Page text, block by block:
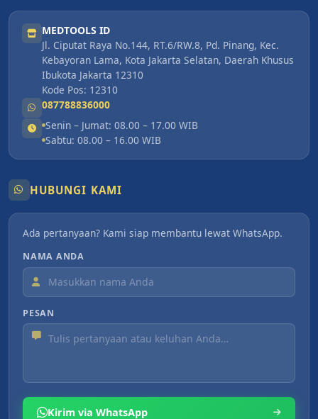
MEDTOOLS ID
Jl. Ciputat Raya No.144, RT.6/RW.8, Pd. Pinang, Kec.
Kebayoran Lama, Kota Jakarta Selatan, Daerah Khusus
Ibukota Jakarta 12310
Kode Pos: 12310
087788836000
Senin – Jumat: 08.00 – 17.00 WIB
Sabtu: 08.00 – 16.00 WIB
HUBUNGI KAMI
Ada pertanyaan? Kami siap membantu lewat WhatsApp.
NAMA ANDA
PESAN
Kirim via WhatsApp